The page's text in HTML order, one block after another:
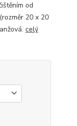
od
20 x 20
celý